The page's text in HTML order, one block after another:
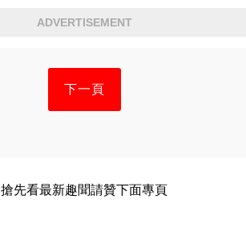
ADVERTISEMENT
下一頁
搶先看最新趣聞請贊下面專頁